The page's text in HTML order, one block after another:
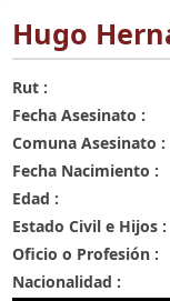
Hugo
Rut :
Fecha Asesinato :
Comuna Asesinato :
Fecha Nacimiento :
Edad :
Estado Civil e Hijos :
Oficio o Profesión :
Nacionalidad :